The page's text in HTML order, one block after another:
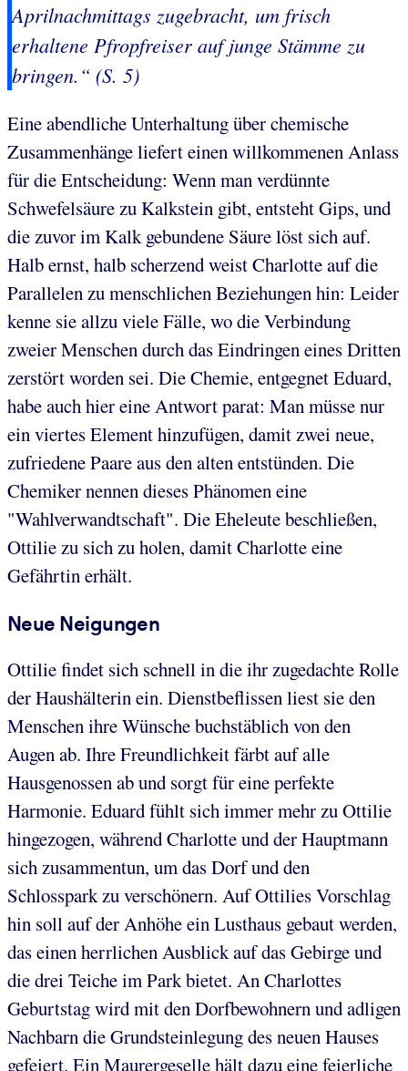
Aprilnachmittags zugebracht, um frisch
erhaltene Pfropfreiser auf junge Stämme zu
bringen.“ (S. 5)
Eine abendliche Unterhaltung über chemische
Zusammenhänge liefert einen willkommenen Anlass
für die Entscheidung: Wenn man verdünnte
Schwefelsäure zu Kalkstein gibt, entsteht Gips, und
die zuvor im Kalk gebundene Säure löst sich auf.
Halb ernst, halb scherzend weist Charlotte auf die
Parallelen zu menschlichen Beziehungen hin: Leider
kenne sie allzu viele Fälle, wo die Verbindung
zweier Menschen durch das Eindringen eines Dritten
zerstört worden sei. Die Chemie, entgegnet Eduard,
habe auch hier eine Antwort parat: Man müsse nur
ein viertes Element hinzufügen, damit zwei neue,
zufriedene Paare aus den alten entstünden. Die
Chemiker nennen dieses Phänomen eine
"Wahlverwandtschaft". Die Eheleute beschließen,
Ottilie zu sich zu holen, damit Charlotte eine
Gefährtin erhält.
Neue Neigungen
Ottilie findet sich schnell in die ihr zugedachte Rolle
der Haushälterin ein. Dienstbeflissen liest sie den
Menschen ihre Wünsche buchstäblich von den
Augen ab. Ihre Freundlichkeit färbt auf alle
Hausgenossen ab und sorgt für eine perfekte
Harmonie. Eduard fühlt sich immer mehr zu Ottilie
hingezogen, während Charlotte und der Hauptmann
sich zusammentun, um das Dorf und den
Schlosspark zu verschönern. Auf Ottilies Vorschlag
hin soll auf der Anhöhe ein Lusthaus gebaut werden,
das einen herrlichen Ausblick auf das Gebirge und
die drei Teiche im Park bietet. An Charlottes
Geburtstag wird mit den Dorfbewohnern und adligen
Nachbarn die Grundsteinlegung des neuen Hauses
gefeiert. Ein Maurergeselle hält dazu eine feierliche